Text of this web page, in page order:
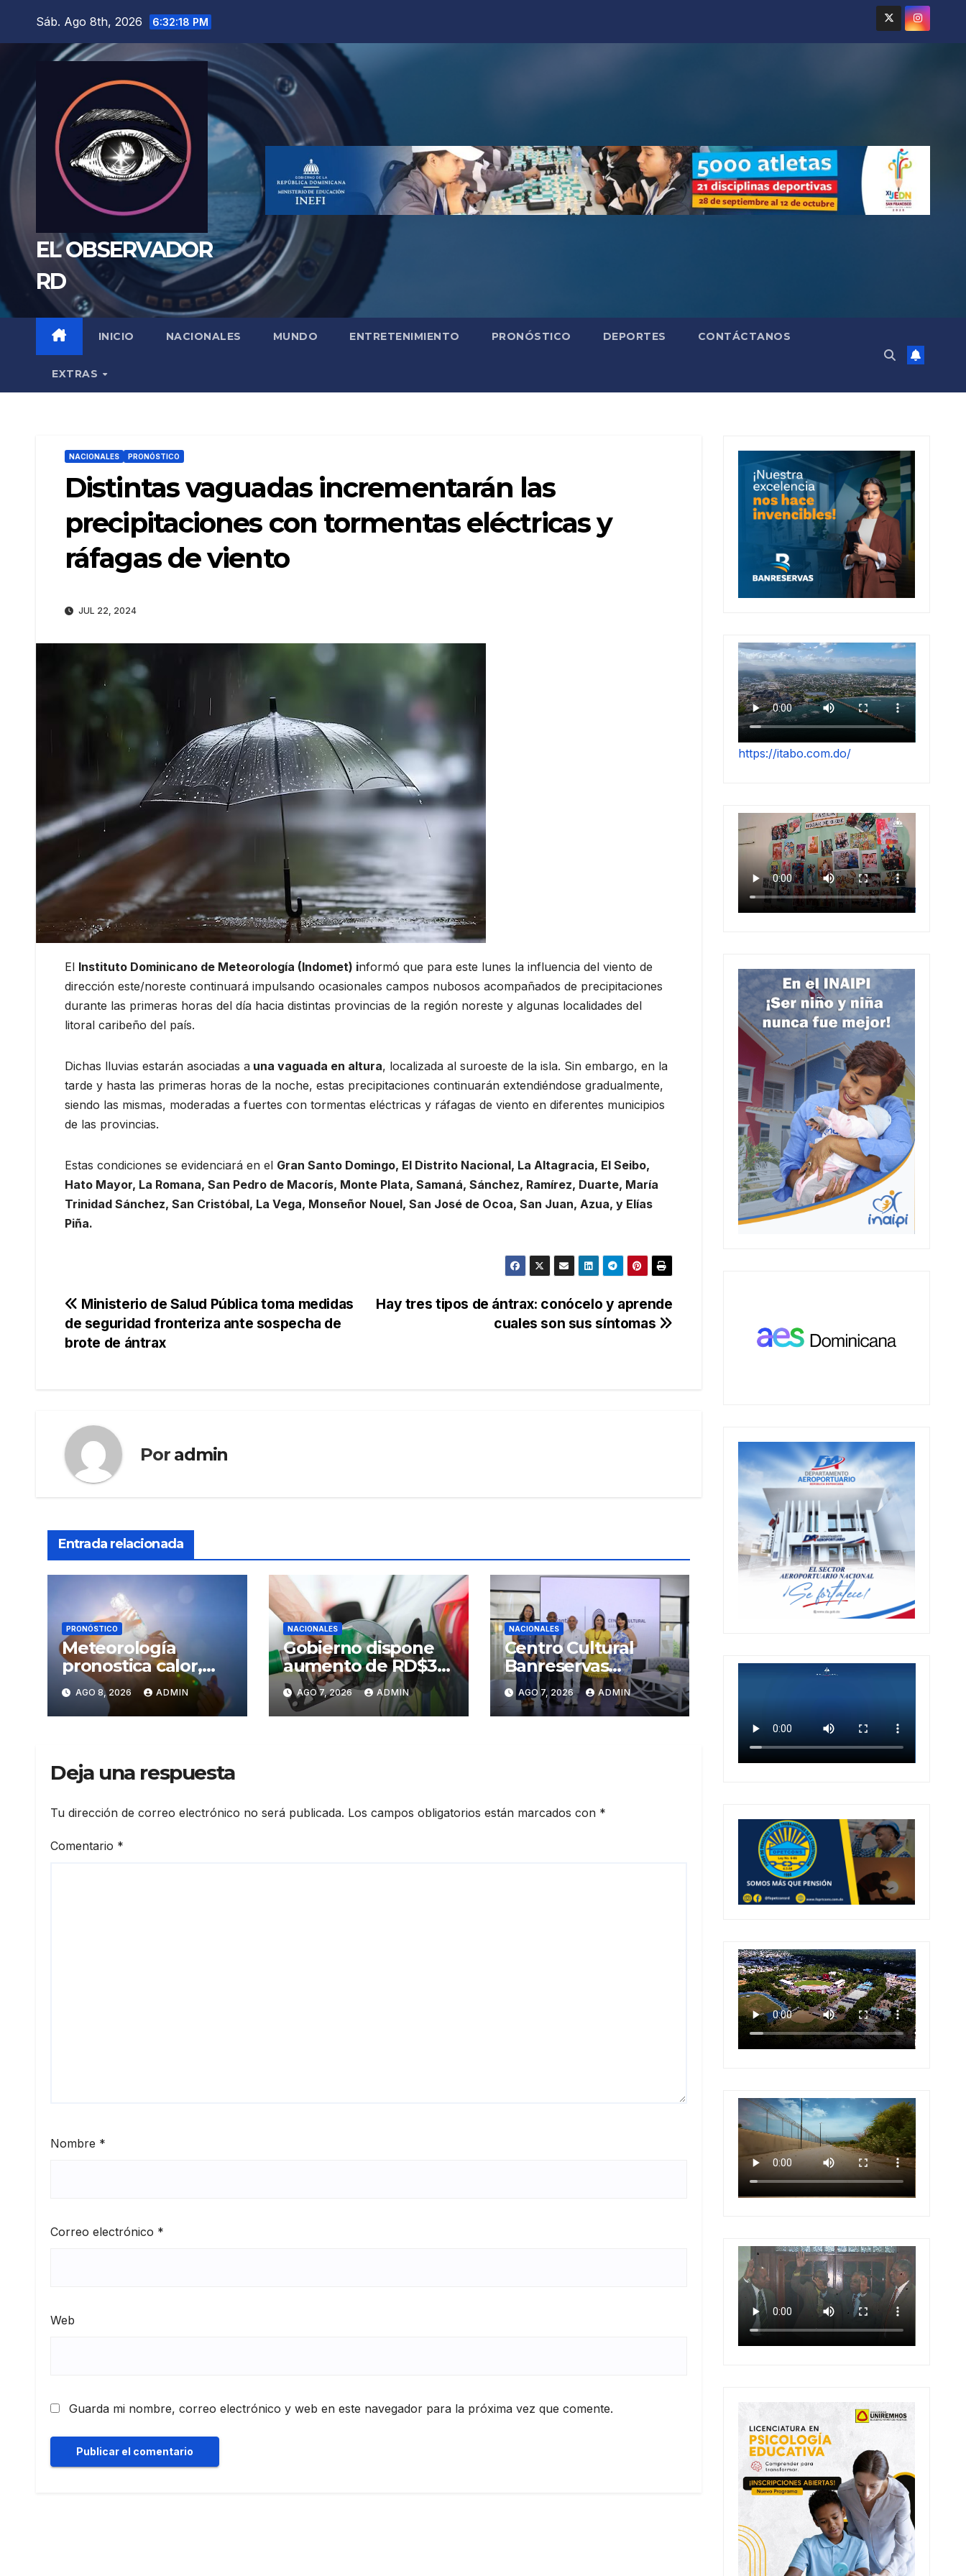
Sáb. Ago 8th, 2026 6:32:20 PM
EL OBSERVADOR
RD
INICIO NACIONALES MUNDO ENTRETENIMIENTO PRONÓSTICO DEPORTES CONTÁCTANOS
EXTRAS
NACIONALES PRONÓSTICO
Distintas vaguadas incrementarán las
precipitaciones con tormentas eléctricas y
ráfagas de viento
JUL 22, 2024
El Instituto Dominicano de Meteorología (Indomet) informó que para este lunes la influencia del viento de
dirección este/noreste continuará impulsando ocasionales campos nubosos acompañados de precipitaciones
durante las primeras horas del día hacia distintas provincias de la región noreste y algunas localidades del
litoral caribeño del país.
Dichas lluvias estarán asociadas a una vaguada en altura, localizada al suroeste de la isla. Sin embargo, en la
tarde y hasta las primeras horas de la noche, estas precipitaciones continuarán extendiéndose gradualmente,
siendo las mismas, moderadas a fuertes con tormentas eléctricas y ráfagas de viento en diferentes municipios
de las provincias.
Estas condiciones se evidenciará en el Gran Santo Domingo, El Distrito Nacional, La Altagracia, El Seibo,
Hato Mayor, La Romana, San Pedro de Macorís, Monte Plata, Samaná, Sánchez, Ramírez, Duarte, María
Trinidad Sánchez, San Cristóbal, La Vega, Monseñor Nouel, San José de Ocoa, San Juan, Azua, y Elías
Piña.
Navegación
de
Hay tres tipos de ántrax: conócelo y aprende
cuales son sus síntomas
Ministerio de Salud Pública toma medidas
de seguridad fronteriza ante sospecha de
brote de ántrax
Por admin
Entrada relacionada
PRONÓSTICO
Meteorología
pronostica calor,
chubascos y alta
concentración de
polvo del Sahara
AGO 8, 2026 ADMIN
NACIONALES
Gobierno dispone
aumento de RD$3
pesos a gasolinas
premium y regular
AGO 7, 2026 ADMIN
NACIONALES
Centro Cultural
Banreservas
Santiago inaugura
Primer Congreso de
Artesanos de
AGO 7, 2026 ADMIN
Deja una respuesta
Tu dirección de correo electrónico no será publicada. Los campos obligatorios están marcados con *
Comentario *
Nombre *
Correo electrónico *
Web
Guarda mi nombre, correo electrónico y web en este navegador para la próxima vez que comente.
https://itabo.com.do/